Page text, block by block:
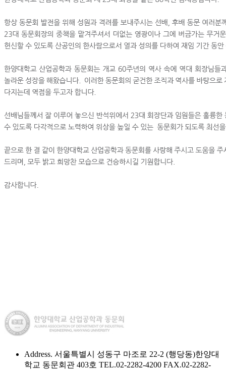
Address. 서울특별시 성동구 마조로 22-2 (행당동)한양대
학교 동문회관 403호 TEL.02-2282-4200 FAX.02-2282-